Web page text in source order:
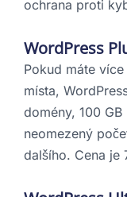
ochrana proti
WordPress
Pokud máte
místa,
domény, 100
neomezený
dalšího. Cena je